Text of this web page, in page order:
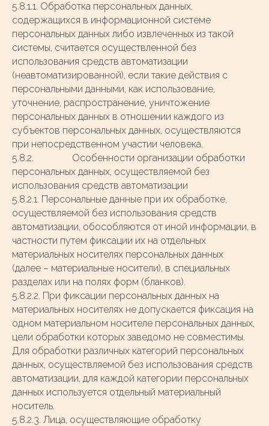
5.8.1.1. Обработка персональных данных,
содержащихся в информационной системе
персональных данных либо извлеченных из такой
системы, считается осуществленной без
использования средств автоматизации
(неавтоматизированной), если такие действия с
персональными данными, как использование,
уточнение, распространение, уничтожение
персональных данных в отношении каждого из
субъектов персональных данных, осуществляются
при непосредственном участии человека.
5.8.2. Особенности организации обработки
персональных данных, осуществляемой без
использования средств автоматизации
5.8.2.1. Персональные данные при их обработке,
осуществляемой без использования средств
автоматизации, обособляются от иной информации, в
частности путем фиксации их на отдельных
материальных носителях персональных данных
(далее – материальные носители), в специальных
разделах или на полях форм (бланков).
5.8.2.2. При фиксации персональных данных на
материальных носителях не допускается фиксация на
одном материальном носителе персональных данных,
цели обработки которых заведомо не совместимы.
Для обработки различных категорий персональных
данных, осуществляемой без использования средств
автоматизации, для каждой категории персональных
данных используется отдельный материальный
носитель.
5.8.2.3. Лица, осуществляющие обработку